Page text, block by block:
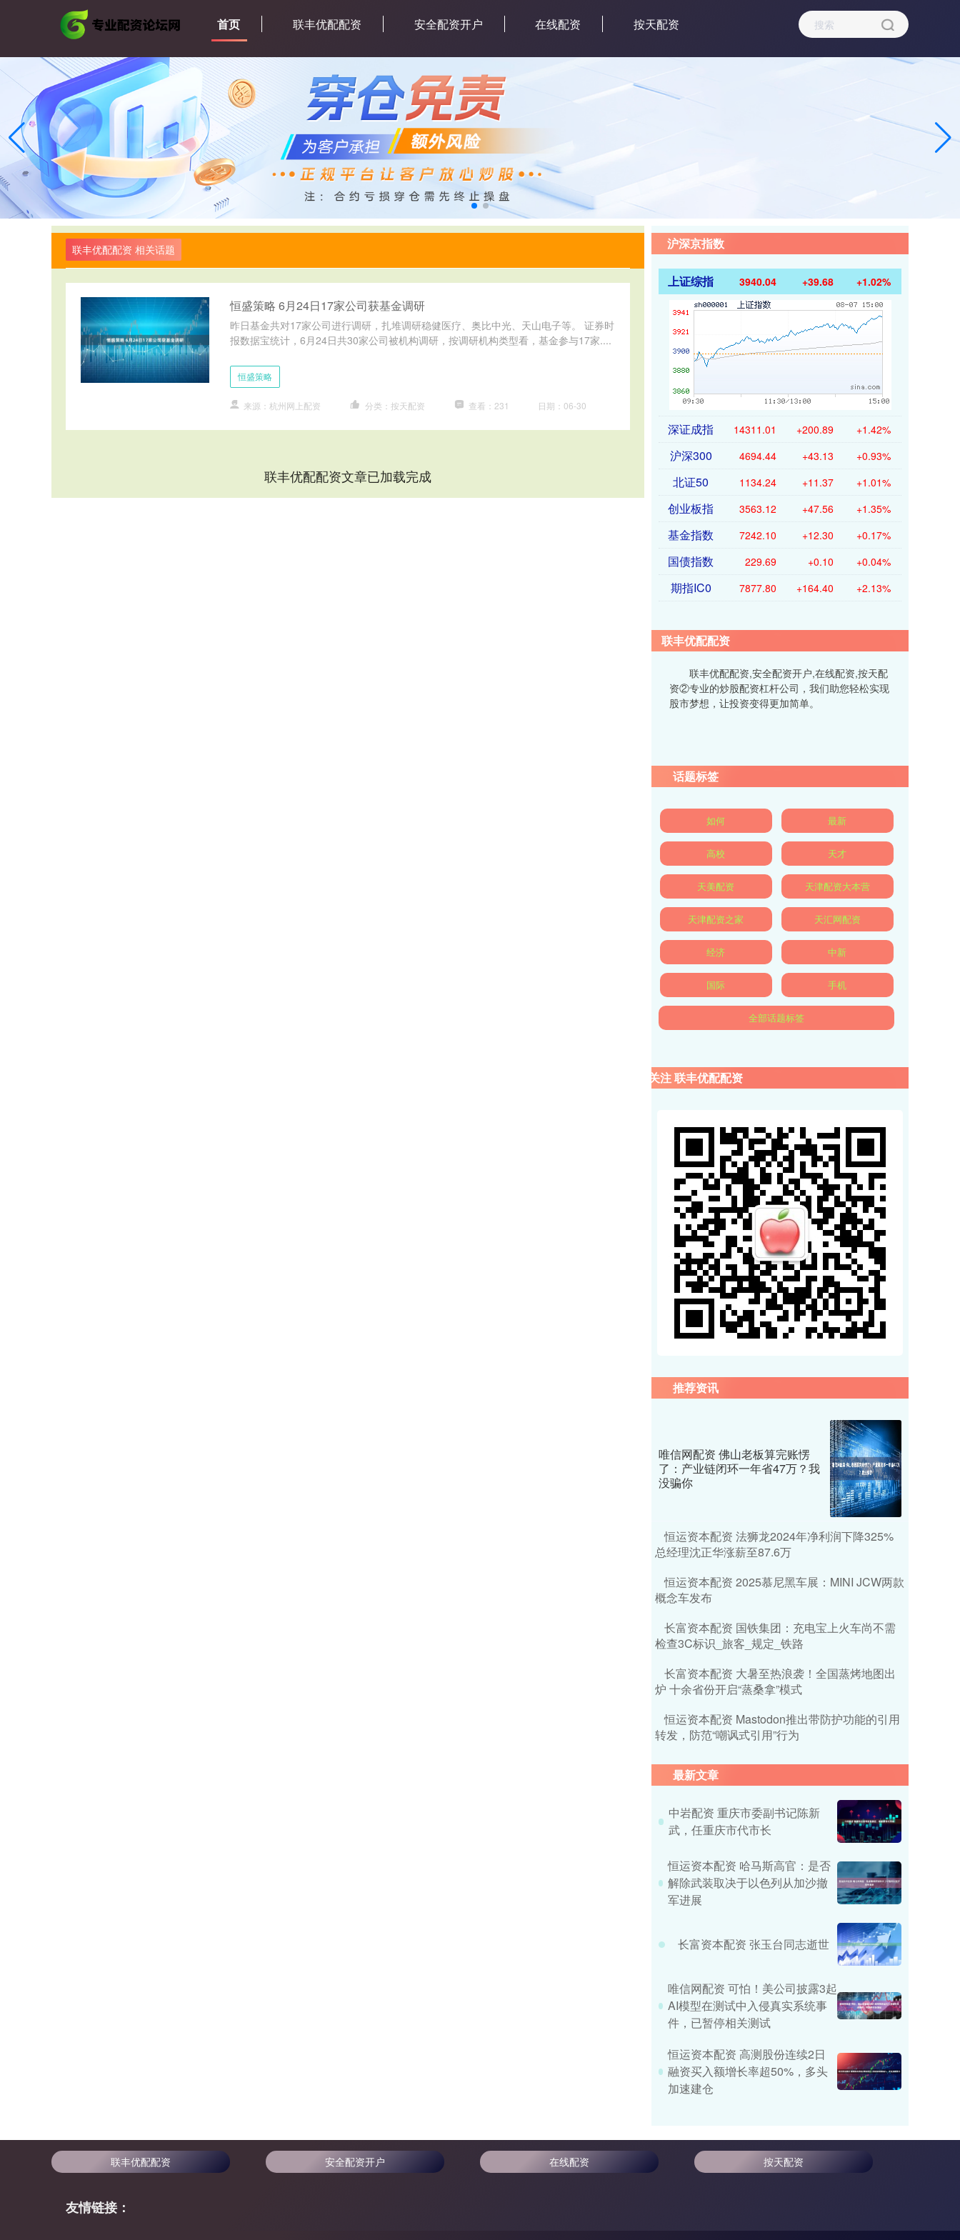
首页 联丰优配配资 安全配资开户 在线配资 按天配资
联丰优配配资 相关话题
恒盛策略 6月24日17家公司获基金调研
昨日基金共对17家公司进行调研，扎堆调研稳健医疗、奥比中光、天山电子等。 证券时
报数据宝统计，6月24日共30家公司被机构调研，按调研机构类型看，基金参与17家....
恒盛策略
来源：杭州网上配资 分类：按天配资 查看：231 日期：06-30
联丰优配配资文章已加载完成
沪深京指数
上证综指 3940.04 +39.68 +1.02%
深证成指 14311.01 +200.89 +1.42%
沪深300 4694.44 +43.13 +0.93%
北证50 1134.24 +11.37 +1.01%
创业板指 3563.12 +47.56 +1.35%
基金指数 7242.10 +12.30 +0.17%
国债指数 229.69 +0.10 +0.04%
期指IC0 7877.80 +164.40 +2.13%
联丰优配配资
联丰优配配资,安全配资开户,在线配资,按天配
资②专业的炒股配资杠杆公司，我们助您轻松实现
股市梦想，让投资变得更加简单。
话题标签
如何 最新
高校 天才
天美配资 天津配资大本营
天津配资之家 天汇网配资
经济 中新
国际 手机
全部话题标签
关注 联丰优配配资
推荐资讯
唯信网配资 佛山老板算完账愣
了：产业链闭环一年省47万？我
没骗你
恒运资本配资 法狮龙2024年净利润下降325%
总经理沈正华涨薪至87.6万
恒运资本配资 2025慕尼黑车展：MINI JCW两款
概念车发布
长富资本配资 国铁集团：充电宝上火车尚不需
检查3C标识_旅客_规定_铁路
长富资本配资 大暑至热浪袭！全国蒸烤地图出
炉 十余省份开启“蒸桑拿”模式
恒运资本配资 Mastodon推出带防护功能的引用
转发，防范“嘲讽式引用”行为
最新文章
中岩配资 重庆市委副书记陈新
武，任重庆市代市长
恒运资本配资 哈马斯高官：是否
解除武装取决于以色列从加沙撤
军进展
长富资本配资 张玉台同志逝世
唯信网配资 可怕！美公司披露3起
AI模型在测试中入侵真实系统事
件，已暂停相关测试
恒运资本配资 高测股份连续2日
融资买入额增长率超50%，多头
加速建仓
联丰优配配资 安全配资开户 在线配资 按天配资
友情链接：